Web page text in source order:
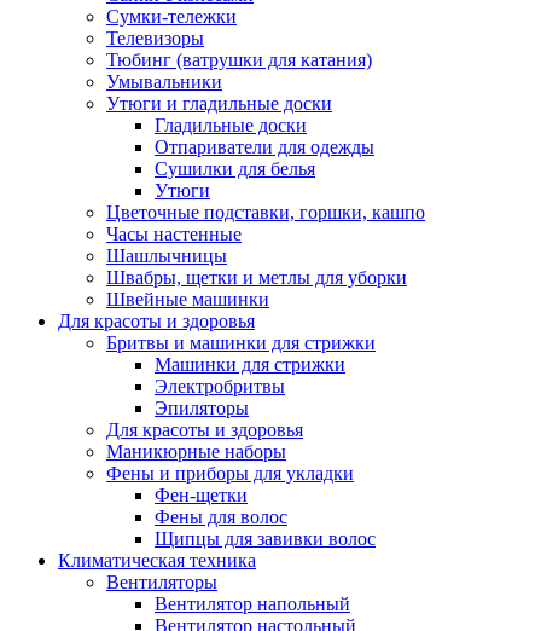
Сумки-тележки
Телевизоры
Тюбинг (ватрушки для катания)
Умывальники
Утюги и гладильные доски
Гладильные доски
Отпариватели для одежды
Сушилки для белья
Утюги
Цветочные подставки, горшки, кашпо
Часы настенные
Шашлычницы
Швабры, щетки и метлы для уборки
Швейные машинки
Для красоты и здоровья
Бритвы и машинки для стрижки
Машинки для стрижки
Электробритвы
Эпиляторы
Для красоты и здоровья
Маникюрные наборы
Фены и приборы для укладки
Фен-щетки
Фены для волос
Щипцы для завивки волос
Климатическая техника
Вентиляторы
Вентилятор напольный
Вентилятор настольный